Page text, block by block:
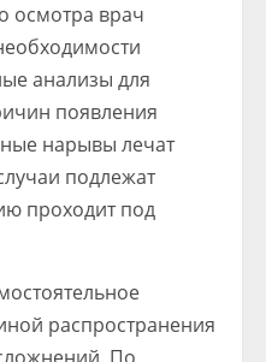
осмотра врач
анализы для
появления
нарывы лечат
подлежат
проходит под
распространения